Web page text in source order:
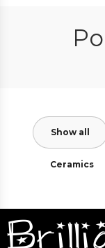
Show all
Ceramics